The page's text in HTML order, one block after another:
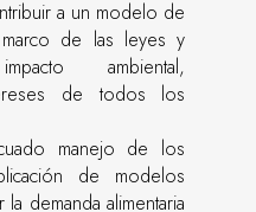
a un modelo de
de las leyes y
ambiental,
de todos los
manejo de los
de modelos
demanda alimentaria